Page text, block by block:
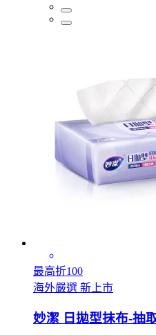
最高折100
海外嚴選 新上市
妙潔 日拋型抹布-抽